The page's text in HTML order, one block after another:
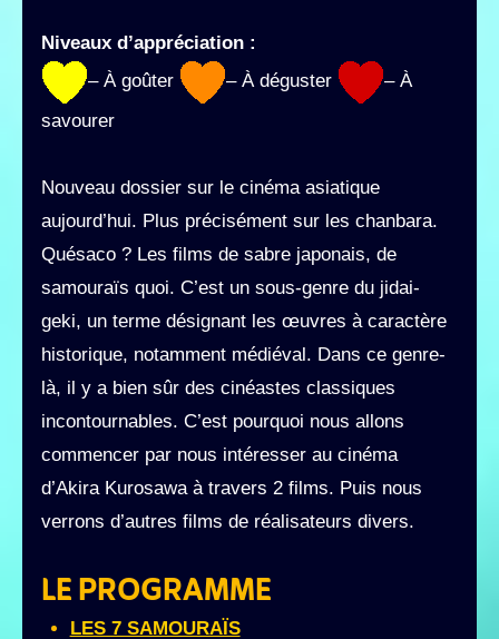
Niveaux d’appréciation :
– À goûter
– À déguster
– À
savourer
Nouveau dossier sur le cinéma asiatique
aujourd’hui. Plus précisément sur les chanbara.
Quésaco ? Les films de sabre japonais, de
samouraïs quoi. C’est un sous-genre du jidai-
geki, un terme désignant les œuvres à caractère
historique, notamment médiéval. Dans ce genre-
là, il y a bien sûr des cinéastes classiques
incontournables. C’est pourquoi nous allons
commencer par nous intéresser au cinéma
d’Akira Kurosawa à travers 2 films. Puis nous
verrons d’autres films de réalisateurs divers.
LE PROGRAMME
LES 7 SAMOURAÏS